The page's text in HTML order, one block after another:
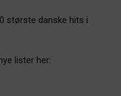
største danske hits i
lister her: